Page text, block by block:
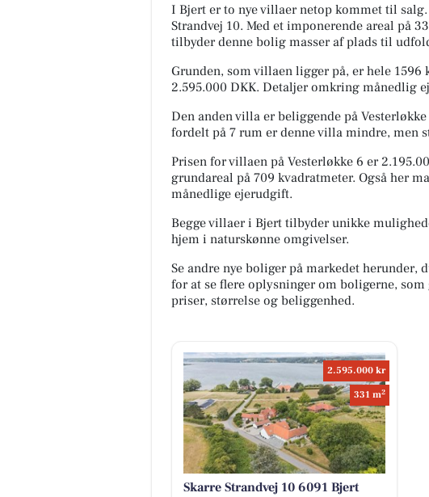
I Bjert er to nye villaer netop kommet til
Strandvej 10. Med et imponerende areal på
tilbyder denne bolig masser af plads til
Grunden, som villaen ligger på, er hele
2.595.000 DKK. Detaljer omkring månedlig
Den anden villa er beliggende på
fordelt på 7 rum er denne villa mindre, men
Prisen for villaen på Vesterløkke 6 er
grundareal på 709 kvadratmeter. Også her
månedlige ejerudgift.
Begge villaer i Bjert tilbyder unikke
hjem i naturskønne omgivelser.
Se andre nye boliger på markedet herunder,
for at se flere oplysninger om boligerne,
priser, størrelse og beliggenhed.
2.595.000 kr
331 m2
Skarre Strandvej 10 6091 Bjert